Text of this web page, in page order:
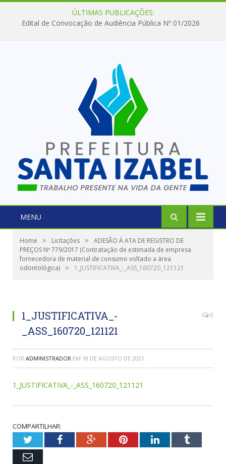
ÚLTIMAS PUBLICAÇÕES:
Edital de Convocação de Audiência Pública Nº 01/2026
MENU
Home » Licitações »
ADESÃO À ATA DE REGISTRO DE
PREÇOS Nº 779/2017 (Contratação de estimada de empresa
fornecedora de material de consumo voltado a área
odontológica) » 1_JUSTIFICATIVA_-_ASS_160720_121121
1_JUSTIFICATIVA_-
_ASS_160720_121121
0
POR ADMINISTRADOR EM 18 DE AGOSTO DE 2021
1_JUSTIFICATIVA_-_ASS_160720_121121
COMPARTILHAR:
TwitterFacebookGoogle+PinterestLinkedInTumblr
Email